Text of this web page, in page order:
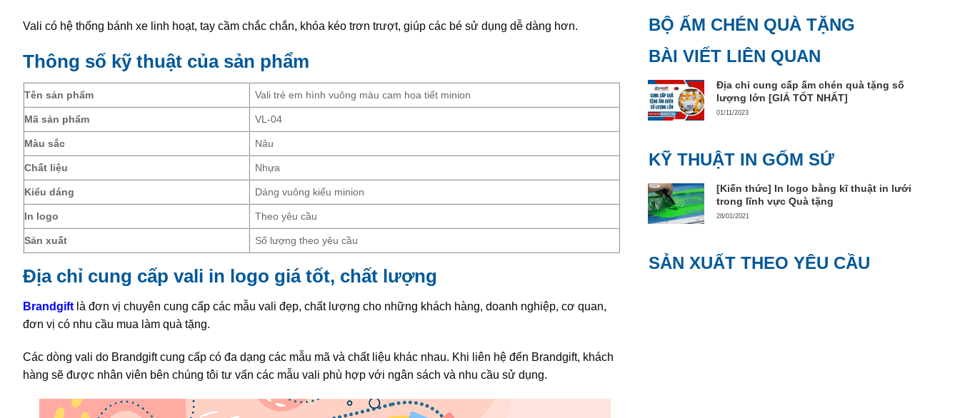
Vali có hệ thống bánh xe linh hoạt, tay cầm chắc chắn, khóa kéo trơn trượt, giúp các bé sử dụng dễ dàng hơn.
Thông số kỹ thuật của sản phẩm
Tên sản phẩm Vali trẻ em hình vuông màu cam họa tiết minion
Mã sản phẩm VL-04
Màu sắc Nâu
Chất liệu Nhựa
Kiểu dáng Dáng vuông kiểu minion
In logo Theo yêu cầu
Sản xuất Số lượng theo yêu cầu
Địa chỉ cung cấp vali in logo giá tốt, chất lượng
Brandgiftlà đơn vị chuyên cung cấp các mẫu vali đẹp, chất lượng cho những khách hàng, doanh nghiệp, cơ quan,
đơn vị có nhu cầu mua làm quà tặng.
Các dòng vali do Brandgift cung cấp có đa dạng các mẫu mã và chất liệu khác nhau. Khi liên hệ đến Brandgift, khách
hàng sẽ được nhân viên bên chúng tôi tư vấn các mẫu vali phù hợp với ngân sách và nhu cầu sử dụng.
BỘ ẤM CHÉN QUÀ TẶNG
BÀI VIẾT LIÊN QUAN
Địa chỉ cung cấp ấm chén quà tặng số
lượng lớn [GIÁ TỐT NHẤT]
01/11/2023
KỸ THUẬT IN GỐM SỨ
[Kiến thức] In logo bằng kĩ thuật in lưới
trong lĩnh vực Quà tặng
28/01/2021
SẢN XUẤT THEO YÊU CẦU